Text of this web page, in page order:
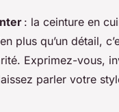
: la ceinture en
plus qu’un détail,
Exprimez-vous,
parler votre